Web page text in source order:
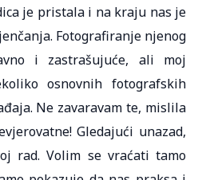
je pristala i na kraju nas je
Fotografiranje njenog
i zastrašujuće, ali moj
osnovnih fotografskih
Ne zavaravam te, mislila
Gledajući unazad,
rad. Volim se vraćati tamo